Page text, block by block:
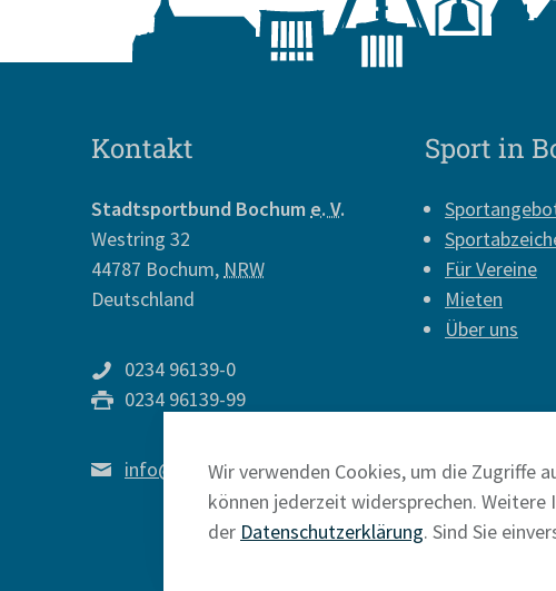
Kontakt
Stadtsportbund Bochum e. V.
Westring 32
44787 Bochum, NRW
Deutschland
0234 96139-0
0234 96139-99
info@sport-in-bochum.de
Sport in
Für Vereine
Mieten
Über uns
Wir verwenden Cookies, um die Zugriffe
können jederzeit widersprechen.
der Datenschutzerklärung. Sind Sie